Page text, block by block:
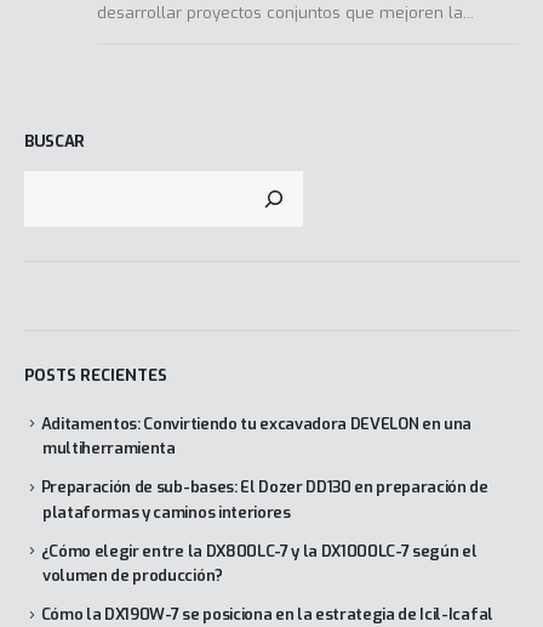
desarrollar proyectos conjuntos que mejoren la...
BUSCAR
POSTS RECIENTES
Aditamentos: Convirtiendo tu excavadora DEVELON en una
multiherramienta
Preparación de sub-bases: El Dozer DD130 en preparación de
plataformas y caminos interiores
¿Cómo elegir entre la DX800LC-7 y la DX1000LC-7 según el
volumen de producción?
Cómo la DX190W-7 se posiciona en la estrategia de Icil-Icafal